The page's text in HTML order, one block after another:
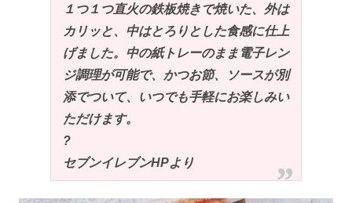
１つ１つ直火の鉄板焼きで焼いた、外は
カリッと、中はとろりとした食感に仕上
げました。中の紙トレーのまま電子レン
ジ調理が可能で、かつお節、ソースが別
添でついて、いつでも手軽にお楽しみい
ただけます。
?
セブンイレブンHPより